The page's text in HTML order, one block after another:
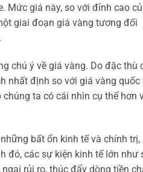
Mức giá này, so với đỉnh cao
giai đoạn giá vàng tương đối
chú ý về giá vàng. Do đặc thù
nhất định so với giá vàng quốc
ta có cái nhìn cụ thể hơn
bất ổn kinh tế và chính trị,
đó, các sự kiện kinh tế lớn như
rủi ro, thúc đẩy dòng tiền